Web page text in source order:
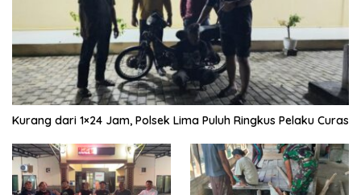
Kurang dari 1×24 Jam, Polsek Lima Puluh Ringkus Pelaku Curas